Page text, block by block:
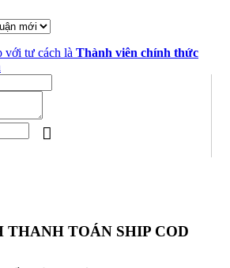
với tư cách là Thành viên chính thức
THANH TOÁN SHIP COD